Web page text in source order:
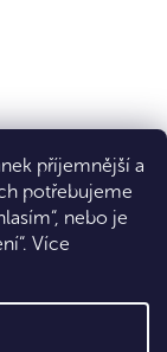
příjemnější a
potřebujeme
nebo je
Více